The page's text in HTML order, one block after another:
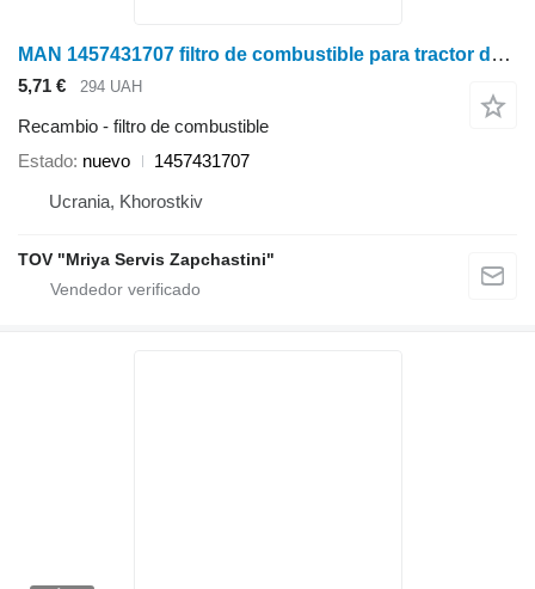
MAN 1457431707 filtro de combustible para tractor de ruedas
5,71 € 294 UAH
Recambio - filtro de combustible
Estado nuevo
1457431707
Ucrania, Khorostkiv
TOV "Mriya Servis Zapchastini"